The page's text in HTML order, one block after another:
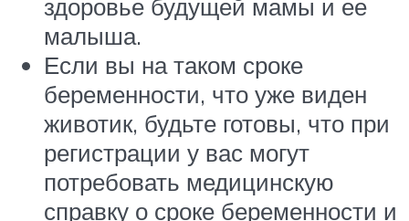
здоровье будущей мамы и ее
малыша.
Если вы на таком сроке
беременности, что уже виден
животик, будьте готовы, что при
регистрации у вас могут
потребовать медицинскую
справку о сроке беременности и